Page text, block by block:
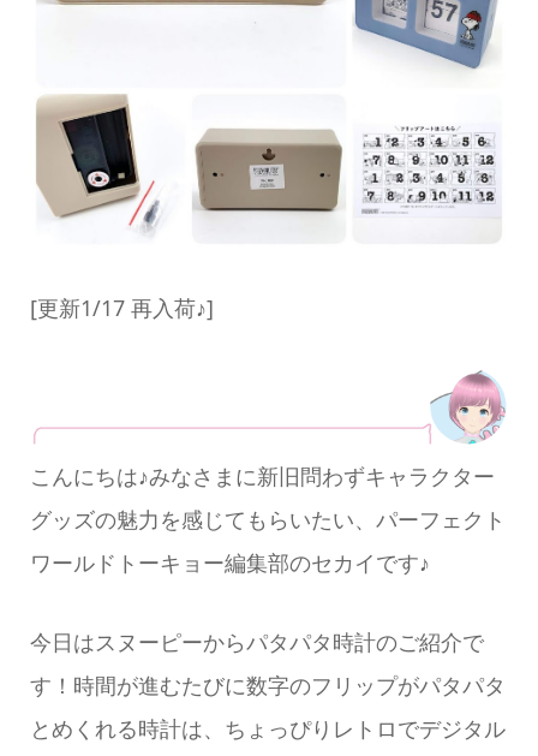
[更新1/17 再入荷♪]
こんにちは♪みなさまに新旧問わずキャラクター
グッズの魅力を感じてもらいたい、パーフェクト
ワールドトーキョー編集部のセカイです♪
今日はスヌーピーからパタパタ時計のご紹介で
す！時間が進むたびに数字のフリップがパタパタ
とめくれる時計は、ちょっぴりレトロでデジタル